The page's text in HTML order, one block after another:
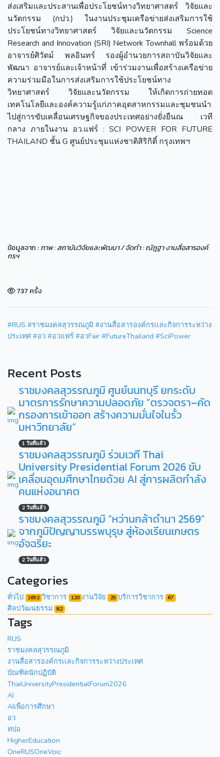
ส่งเสริมและประสานเพื่อประโยชน์ทางวิทยาศาสตร์ วิจัยและ
นวัตกรรม (กปว.) ในงานประชุมเครือข่ายส่งเสริมการใช้
ประโยชน์ทางวิทยาศาสตร์ วิจัยและนวัตกรรม Science
Research and Innovation (SRI) Network Townhall พร้อมด้วย
อาจารย์ศิวัตม์ พลอินทร์ รองผู้อำนวยการสถาบันวิจัยและ
พัฒนา อาจารย์และเจ้าหน้าที่ เข้าร่วมงานเพื่อสร้างเครือข่าย
ความร่วมมือในการส่งเสริมการใช้ประโยชน์ทาง
วิทยาศาสตร์ วิจัยและนวัตกรรม ให้เกิดการถ่ายทอด
เทคโนโลยีและองค์ความรู้แก่ภาคอุตสาหกรรมและชุมชนนำ
ไปสู่การขับเคลื่อนเศรษฐกิจของประเทศอย่างยั่งยืนณ เวที
กลาง ภายในงาน อว.แฟร์ : SCI POWER FOR FUTURE
THAILAND ชั้น G ศูนย์ประชุมแห่งชาติสิริกิติ์ กรุงเทพฯ
ข้อมูลจาก :ภาพ : สถาบันวิจัยและพัฒนา / จัดทำ : ณัฎฐา งานสื่อสารองค์
กรฯ
737 ครั้ง
#RUS #ราชมงคลสุวรรณภูมิ #งานสื่อสารองค์กรเเละกิจการระหว่าง
ประเทศ #อว #อวแฟร์ #อวFair #FutureThailand #SciPower
Recent Posts
ราชมงคลสุวรรณภูมิ ศูนย์นนทบุรี ยกระดับ
มาตรการรักษาความปลอดภัย “ตรวจตรา–คัด
กรองการเข้าออก สร้างความมั่นใจในรั้ว
มหาวิทยาลัย”
1 วันที่แล้ว
ราชมงคลสุวรรณภูมิ ร่วมเวที Thai
University Presidential Forum 2026 ขับ
เคลื่อนอุดมศึกษาไทยด้วย AI สู่การผลิตกำลัง
คนแห่งอนาคต
2 วันที่แล้ว
ราชมงคลสุวรรณภูมิ “หว่านกล้าดำนา 2569”
จากภูมิปัญญาบรรพบุรุษ สู่ห้องเรียนเกษตร
อัจฉริยะ
2 วันที่แล้ว
Categories
ทั่วไป 1692 วิชาการ 120 งานวิจัย 29 บริการวิชาการ 67
ศิลปวัฒนธรรม 82
Tags
RUS
ราชมงคลสุวรรณภูมิ
งานสื่อสารองค์กรเเละกิจการระหว่างประเทศ
บัณฑิตนักปฏิบัติ
ThaiUniversityPresidentialForum2026
AI
AIเพื่อการศึกษา
อว
ทปอ
HigherEducation
OneRUSOneVoic